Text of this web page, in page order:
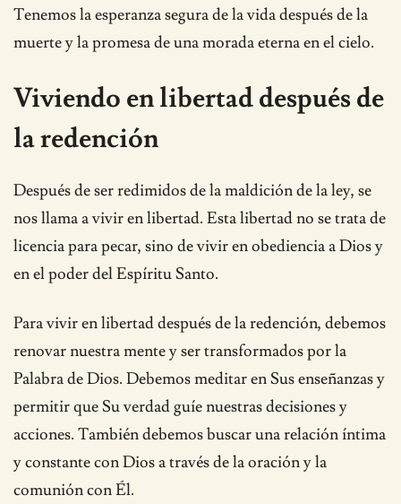
Tenemos la esperanza segura de la vida después de la
muerte y la promesa de una morada eterna en el cielo.
Viviendo en libertad después de
la redención
Después de ser redimidos de la maldición de la ley, se
nos llama a vivir en libertad. Esta libertad no se trata de
licencia para pecar, sino de vivir en obediencia a Dios y
en el poder del Espíritu Santo.
Para vivir en libertad después de la redención, debemos
renovar nuestra mente y ser transformados por la
Palabra de Dios. Debemos meditar en Sus enseñanzas y
permitir que Su verdad guíe nuestras decisiones y
acciones. También debemos buscar una relación íntima
y constante con Dios a través de la oración y la
comunión con Él.